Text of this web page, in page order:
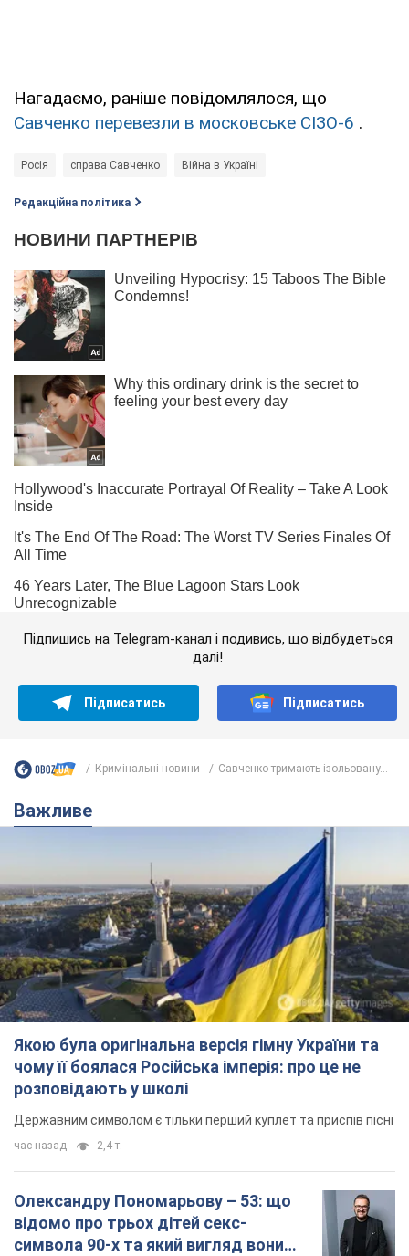
Нагадаємо, раніше повідомлялося, що
Савченко перевезли в московське СІЗО-6 .
Росія справа Савченко Війна в Україні
Редакційна політика
Підпишись на Telegram-канал і подивись, що відбудеться
далі!
Підписатись Підписатись
Кримінальні новини Савченко тримають ізольовану...
Важливе
Якою була оригінальна версія гімну України та
чому її боялася Російська імперія: про це не
розповідають у школі
Державним символом є тільки перший куплет та приспів пісні
час назад 2,4 т.
Олександру Пономарьову – 53: що
відомо про трьох дітей секс-
символа 90-х та який вигляд вони